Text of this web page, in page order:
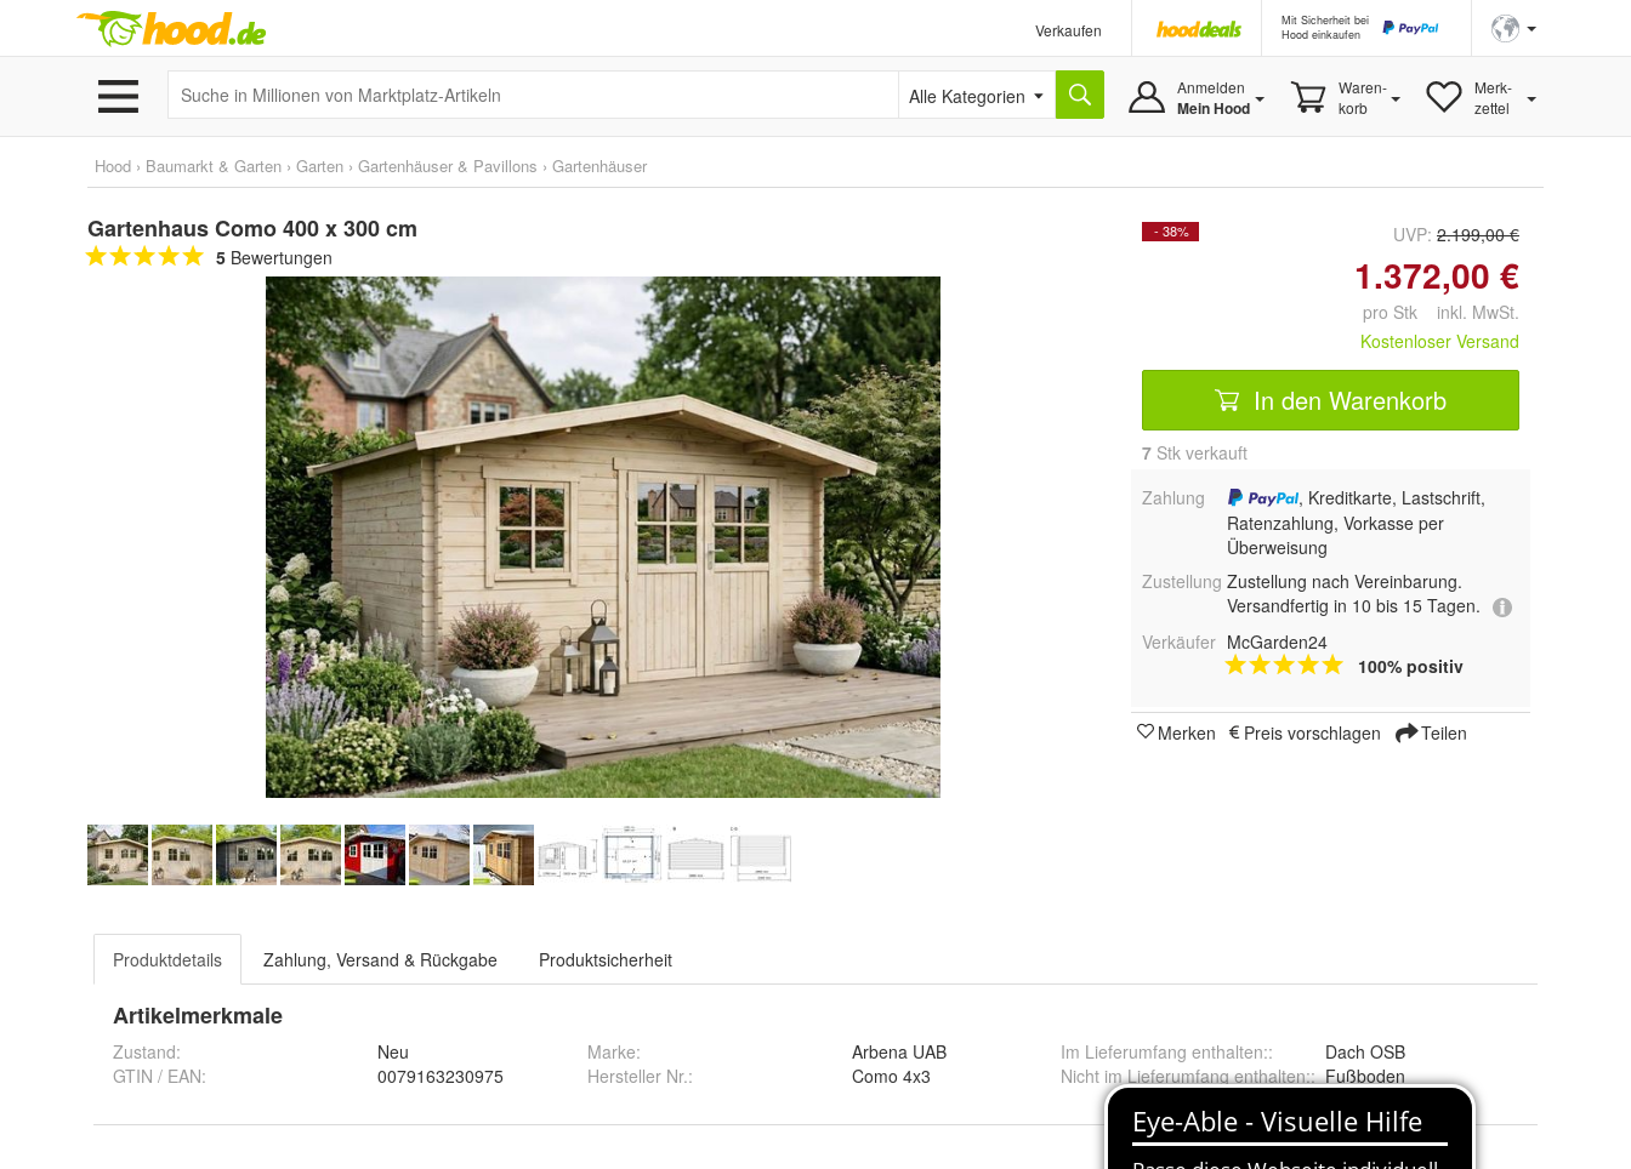
Verkaufen
Mit Sicherheit bei
Hood einkaufen
Alle Kategorien Anmelden
Mein Hood
Waren-
korb
Merk-
zettel
Hood › Baumarkt & Garten › Garten › Gartenhäuser & Pavillons › Gartenhäuser
Gartenhaus Como 400 x 300 cm
5 Bewertungen
- 38% UVP: 2.199,00 €
1.372,00 €
pro Stk inkl. MwSt.
Kostenloser Versand
In den Warenkorb
7 Stk verkauft
Zahlung
, Kreditkarte, Lastschrift,
Ratenzahlung, Vorkasse per
Überweisung
Zustellung Zustellung nach Vereinbarung.
Versandfertig in 10 bis 15 Tagen.
Verkäufer McGarden24
100% positiv
Merken Preis vorschlagen Teilen
Produktdetails Zahlung, Versand & Rückgabe Produktsicherheit
Artikelmerkmale
Zustand:
Neu
GTIN / EAN:
0079163230975
Marke:
Arbena UAB
Hersteller Nr.:
Como 4x3
Im Lieferumfang enthalten::
Dach OSB
Nicht im Lieferumfang enthalten:: Fußboden